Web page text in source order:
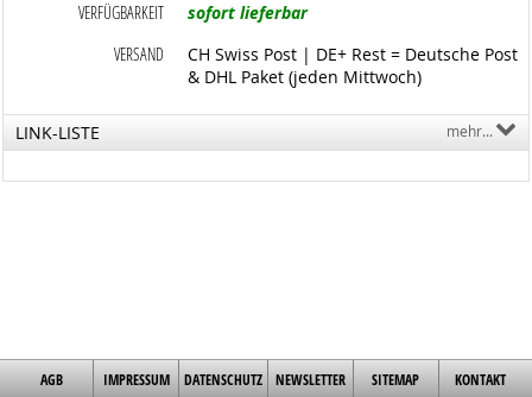
VERFÜGBARKEIT
sofort lieferbar
VERSAND
CH Swiss Post | DE+ Rest = Deutsche Post
& DHL Paket (jeden Mittwoch)
LINK-LISTE mehr...
AGB IMPRESSUM DATENSCHUTZ NEWSLETTER SITEMAP KONTAKT